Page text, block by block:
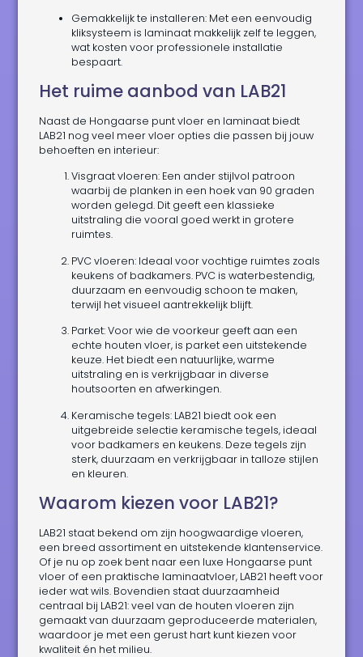
Gemakkelijk te installeren: Met een eenvoudig
kliksysteem is laminaat makkelijk zelf te leggen,
wat kosten voor professionele installatie
bespaart.
Het ruime aanbod van LAB21
Naast de Hongaarse punt vloer en laminaat biedt
LAB21 nog veel meer vloer opties die passen bij jouw
behoeften en interieur:
Visgraat vloeren: Een ander stijlvol patroon
waarbij de planken in een hoek van 90 graden
worden gelegd. Dit geeft een klassieke
uitstraling die vooral goed werkt in grotere
ruimtes.
PVC vloeren: Ideaal voor vochtige ruimtes zoals
keukens of badkamers. PVC is waterbestendig,
duurzaam en eenvoudig schoon te maken,
terwijl het visueel aantrekkelijk blijft.
Parket: Voor wie de voorkeur geeft aan een
echte houten vloer, is parket een uitstekende
keuze. Het biedt een natuurlijke, warme
uitstraling en is verkrijgbaar in diverse
houtsoorten en afwerkingen.
Keramische tegels: LAB21 biedt ook een
uitgebreide selectie keramische tegels, ideaal
voor badkamers en keukens. Deze tegels zijn
sterk, duurzaam en verkrijgbaar in talloze stijlen
en kleuren.
Waarom kiezen voor LAB21?
LAB21 staat bekend om zijn hoogwaardige vloeren,
een breed assortiment en uitstekende klantenservice.
Of je nu op zoek bent naar een luxe Hongaarse punt
vloer of een praktische laminaatvloer, LAB21 heeft voor
ieder wat wils. Bovendien staat duurzaamheid
centraal bij LAB21: veel van de houten vloeren zijn
gemaakt van duurzaam geproduceerde materialen,
waardoor je met een gerust hart kunt kiezen voor
kwaliteit én het milieu.